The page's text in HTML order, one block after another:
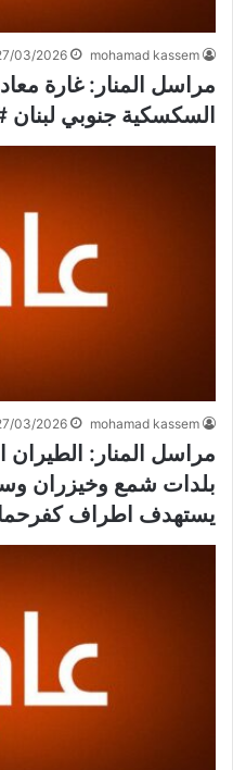
mohamad kassem
03/2026
مراسل المنار: غارة
السكسكية جنوبي
mohamad kassem
03/2026
مراسل المنار: الطيران
بلدات شمع وخيزران
يستهدف اطراف